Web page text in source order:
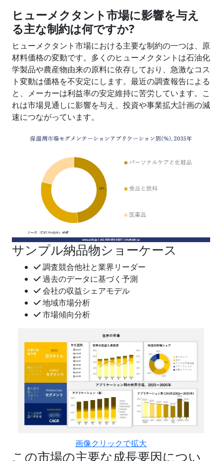
ヒューメクタント市場に影響を与え
る主な制約は何ですか?
ヒューメクタント市場における主要な制約の一つは、原
材料価格の変動です。多くのヒューメクタントは石油化
学製品や農産物由来の原料に依存しており、急激なコス
ト変動は価格を不安定にします。最近の調査報告による
と、メーカーは利益率の安定維持に苦労しています。こ
れは市場見通しに影響を与え、投資や事業拡大計画の減
速につながっています。
サンプル納品物ショーケース
調査競合他社と業界リーダー
過去のデータに基づく予測
会社の収益シェアモデル
地域市場分析
市場傾向分析
画像クリックで拡大
この市場の主要な成長要因につい